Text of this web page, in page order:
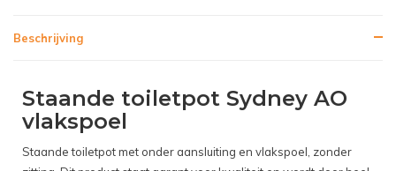
Beschrijving
Staande toiletpot Sydney AO
vlakspoel
Staande toiletpot met onder aansluiting en vlakspoel, zonder